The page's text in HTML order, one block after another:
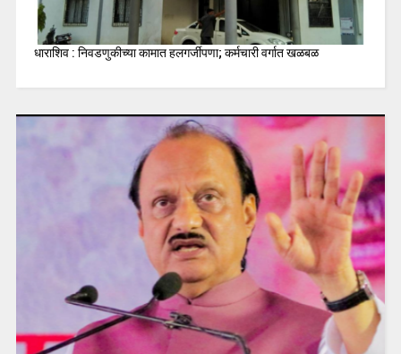
धाराशिव : निवडणुकीच्या कामात हलगर्जीपणा; कर्मचारी वर्गात खळबळ